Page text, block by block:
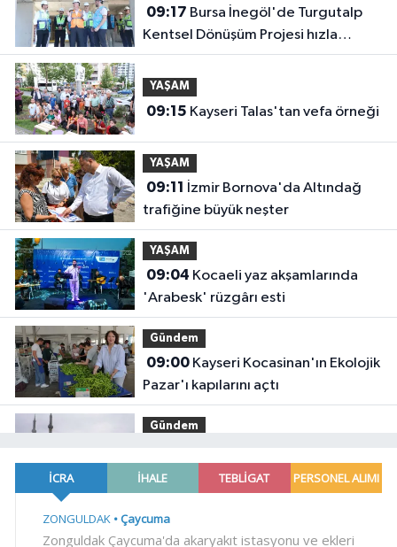
09:17
Kentsel Dönüşüm Projesi hızla
ilerliyor
YAŞAM
09:15 Kayseri Talas'tan vefa örneği
YAŞAM
09:11
trafiğine büyük neşter
YAŞAM
09:04
'Arabesk' rüzgârı esti
Gündem
09:00Kayseri Kocasinan'ın Ekolojik
Pazar'ı kapılarını açtı
Gündem
kritik uyarı! Kuvvetli sağanak ve
rüzgar geliyor!
07:30Kayseri Melikgazi'de yeni